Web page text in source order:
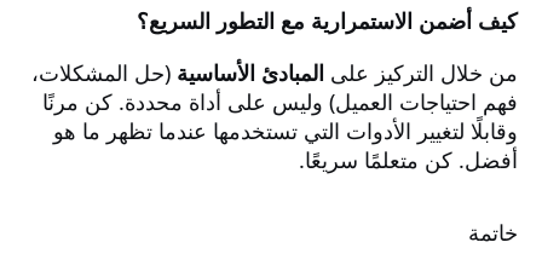
كيف أضمن الاستمرارية مع التطور السريع؟
من خلال التركيز على المبادئ الأساسية (حل المشكلات،
فهم احتياجات العميل) وليس على أداة محددة. كن مرنًا
وقابلًا لتغيير الأدوات التي تستخدمها عندما تظهر ما هو
أفضل. كن متعلمًا سريعًا.
خاتمة